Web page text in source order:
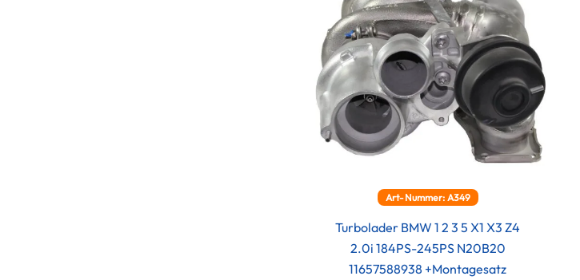
Art-Nummer: A349
Turbolader BMW 1 2 3 5 X1 X3 Z4
2.0i 184PS-245PS N20B20
11657588938 +Montagesatz